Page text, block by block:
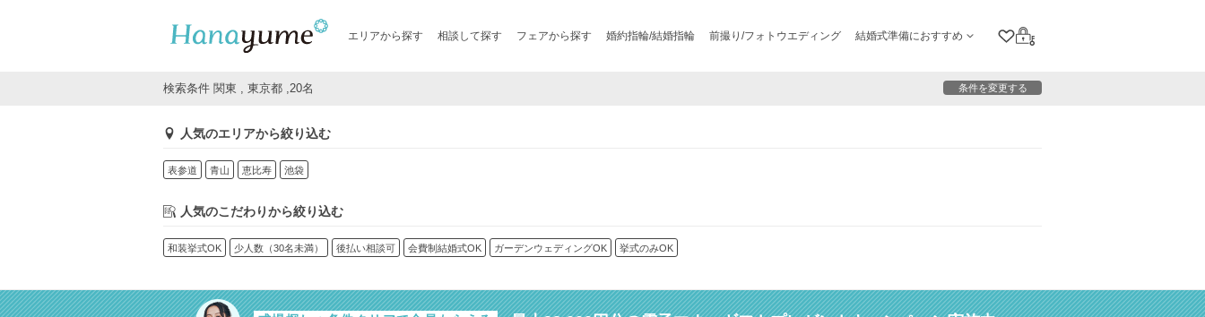
エリアから探す 相談して探す フェアから探す 婚約指輪/結婚指輪 前撮り/フォトウエディング 結婚式準備におすすめ
クリップリスト
ログイン
検索条件 関東 , 東京都 ,20名 条件を変更する
人気のエリアから絞り込む
表参道 青山 恵比寿 池袋
人気のこだわりから絞り込む
和装挙式OK 少人数（30名未満） 後払い相談可 会費制結婚式OK ガーデンウェディングOK 挙式のみOK